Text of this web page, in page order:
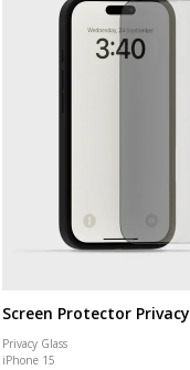
Screen Protector Privacy
Privacy Glass
iPhone 15